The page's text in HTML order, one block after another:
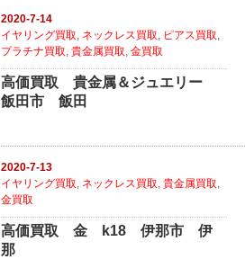
2020-7-14
イヤリング買取, ネックレス買取, ピアス買取,
プラチナ買取,貴金属買取,金買取
高価買取 貴金属＆ジュエリー
飯田市 飯田
2020-7-13
イヤリング買取, ネックレス買取,貴金属買取,
金買取
高価買取 金 k18 伊那市 伊
那